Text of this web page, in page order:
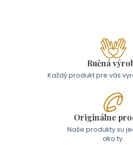
Ručná
Každý produkt pre vás
Originálne
Naše produkty su
ako ty.